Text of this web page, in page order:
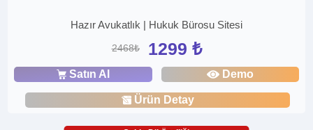
Hazır Avukatlık | Hukuk Bürosu Sitesi
2468₺ 1299 ₺
Satın Al Demo
Ürün Detay